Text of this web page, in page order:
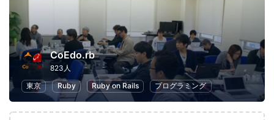
CoEdo.rb
823人
東京
Ruby Ruby on Rails プログラミング